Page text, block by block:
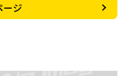
ージ